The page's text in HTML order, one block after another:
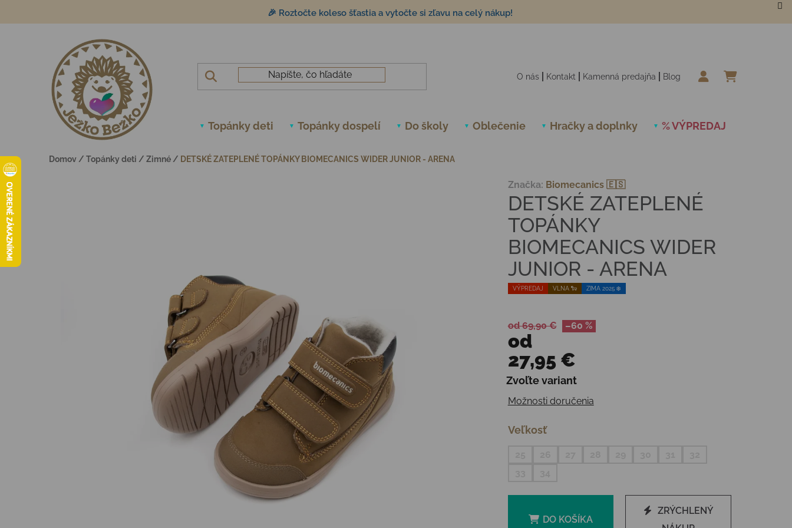
🎉 Roztočte koleso šťastia a vytočte si zľavu na celý nákup!
O nás Kontakt Kamenná predajňa Blog
Topánky deti Topánky dospelí Do školy Oblečenie Hračky a doplnky % VÝPREDAJ
Domov / Topánky deti / Zimné / DETSKÉ ZATEPLENÉ TOPÁNKY BIOMECANICS WIDER JUNIOR - ARENA
VÝPREDAJ VLNA 🐑 ZIMA 2025 ❄️
DETSKÉ ZATEPLENÉ
TOPÁNKY
BIOMECANICS WIDER
JUNIOR - ARENA
Značka: Biomecanics 🇪🇸
od 69,90 € –60 %
od
27,95 €
Jednotková cena:
Zvoľte variant
Možnosti doručenia
Veľkosť
DO KOŠÍKA
ZRÝCHLENÝ